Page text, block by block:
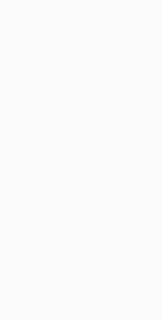
Supermercado -